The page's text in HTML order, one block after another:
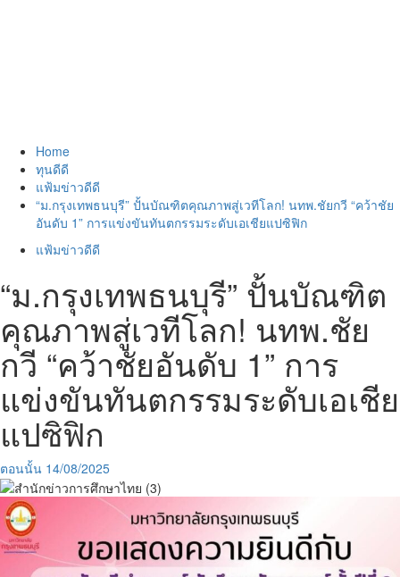
Home
ทุนดีดี
แฟ้มข่าวดีดี
“ม.กรุงเทพธนบุรี” ปั้นบัณฑิตคุณภาพสู่เวทีโลก! นทพ.ชัยกวี “คว้าชัย
อันดับ 1” การแข่งขันทันตกรรมระดับเอเชียแปซิฟิก
แฟ้มข่าวดีดี
“ม.กรุงเทพธนบุรี” ปั้นบัณฑิต
คุณภาพสู่เวทีโลก! นทพ.ชัย
กวี “คว้าชัยอันดับ 1” การ
แข่งขันทันตกรรมระดับเอเชีย
แปซิฟิก
ตอนนั้น 14/08/2025